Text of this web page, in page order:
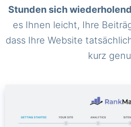
Stunden sich
es Ihnen leicht, Ihre
dass Ihre Website
kurz